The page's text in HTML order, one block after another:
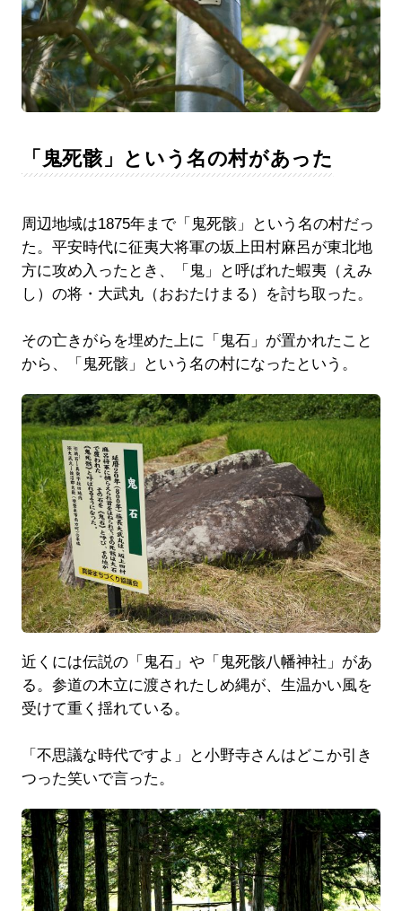
「鬼死骸」という名の村があった
周辺地域は1875年まで「鬼死骸」という名の村だっ
た。平安時代に征夷大将軍の坂上田村麻呂が東北地
方に攻め入ったとき、「鬼」と呼ばれた蝦夷（えみ
し）の将・大武丸（おおたけまる）を討ち取った。
その亡きがらを埋めた上に「鬼石」が置かれたこと
から、「鬼死骸」という名の村になったという。
近くには伝説の「鬼石」や「鬼死骸八幡神社」があ
る。参道の木立に渡されたしめ縄が、生温かい風を
受けて重く揺れている。
「不思議な時代ですよ」と小野寺さんはどこか引き
つった笑いで言った。